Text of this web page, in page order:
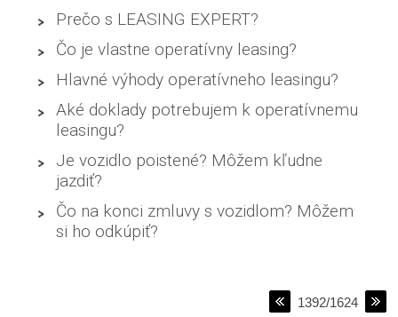
Prečo s LEASING EXPERT?
Čo je vlastne operatívny leasing?
Hlavné výhody operatívneho leasingu?
Aké doklady potrebujem k operatívnemu
leasingu?
Je vozidlo poistené? Môžem kľudne
jazdiť?
Čo na konci zmluvy s vozidlom? Môžem
si ho odkúpiť?
1392/1624